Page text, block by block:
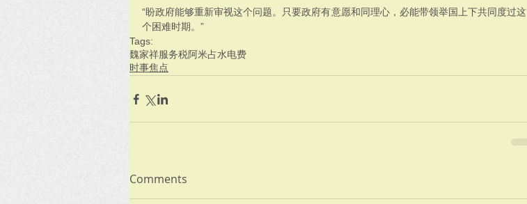
“盼政府能够重新审视这个问题。只要政府有意愿和同理心，必能带领举国上下共同度过这
个困难时期。”
Tags:
魏家祥服务税阿米占水电费
时事焦点
Comments